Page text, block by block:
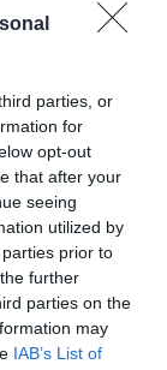
parties, or
for
opt-out
that after your
seeing
utilized by
prior to
further
parties on the
may
IAB’s List of
τον
Robert
τον ίδιο
Leigh
υποψήφια
ονόματα
Film
Gun»).